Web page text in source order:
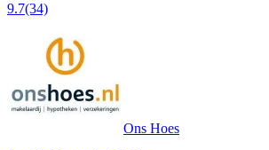
9.7(34)
Ons Hoes